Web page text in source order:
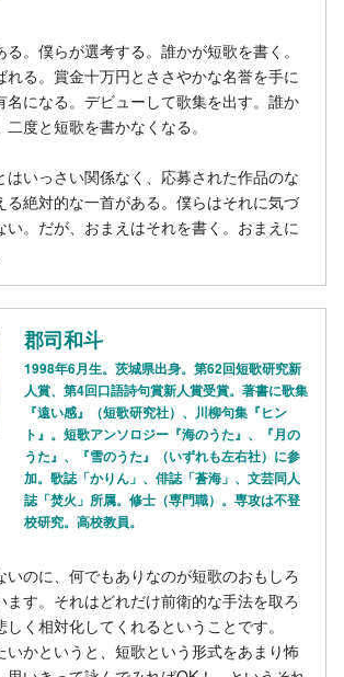
。僕らが選考する。誰かが短歌を書く。
れる。賞金十万円とささやかな名誉を手に
名になる。デビューして歌集を出す。誰か
度と短歌を書かなくなる。
はいっさい関係なく、応募された作品のな
る絶対的な一首がある。僕らはそれに気づ
い。だが、おまえはそれを書く。おまえに
郡司和斗
1998年6月生。茨城県出身。第62回短歌研究新
人賞、第4回口語詩句賞新人賞受賞。著書に歌集
『遠い感』（短歌研究社）、川柳句集『ヒン
ト』。短歌アンソロジー『海のうた』、『月の
うた』、『雪のうた』（いずれも左右社）に参
加。歌誌「かりん」、俳誌「蒼海」、文芸同人
誌「焚火」所属。修士（専門職）。専攻は不登
校研究。高校教員。
いのに、何でもありなのが短歌のおもしろ
ます。それはどれだけ前衛的な手法を取ろ
く相対化してくれるということです。
いかというと、短歌という形式をあまり怖